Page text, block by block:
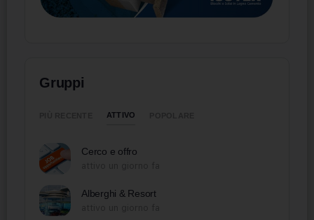
Gruppi
ATTIVO
Cerco e offro
Alberghi & Resort